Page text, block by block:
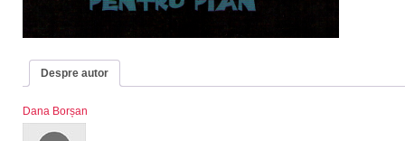
Despre autor
Dana Borșan